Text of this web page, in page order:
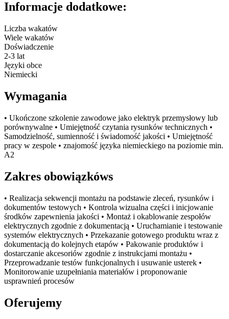
Informacje dodatkowe:
Liczba wakatów
Wiele wakatów
Doświadczenie
2-3 lat
Języki obce
Niemiecki
Wymagania
• Ukończone szkolenie zawodowe jako elektryk przemysłowy lub
porównywalne • Umiejętność czytania rysunków technicznych •
Samodzielność, sumienność i świadomość jakości • Umiejętność
pracy w zespole • znajomość języka niemieckiego na poziomie min.
A2
Zakres obowiązkóws
• Realizacja sekwencji montażu na podstawie zleceń, rysunków i
dokumentów testowych • Kontrola wizualna części i inicjowanie
środków zapewnienia jakości • Montaż i okablowanie zespołów
elektrycznych zgodnie z dokumentacją • Uruchamianie i testowanie
systemów elektrycznych • Przekazanie gotowego produktu wraz z
dokumentacją do kolejnych etapów • Pakowanie produktów i
dostarczanie akcesoriów zgodnie z instrukcjami montażu •
Przeprowadzanie testów funkcjonalnych i usuwanie usterek •
Monitorowanie uzupełniania materiałów i proponowanie
usprawnień procesów
Oferujemy